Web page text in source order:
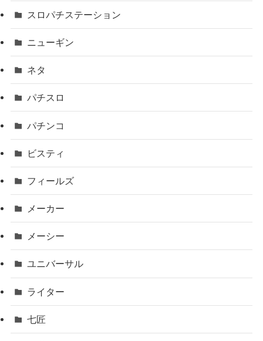
スロパチステーション
ニューギン
ネタ
パチスロ
パチンコ
ビスティ
フィールズ
メーカー
メーシー
ユニバーサル
ライター
七匠